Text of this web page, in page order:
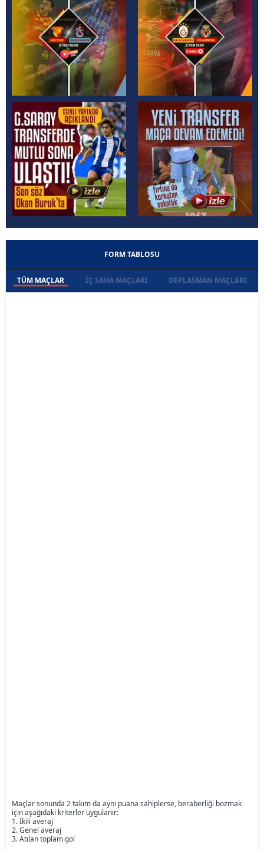
FORM TABLOSU
TÜM MAÇLAR İÇ SAHA MAÇLARI DEPLASMAN MAÇLARI
Maçlar sonunda 2 takım da aynı puana sahiplerse, beraberliği bozmak
için aşağıdaki kriterler uygulanır:
1. İkili averaj
2. Genel averaj
3. Atılan toplam gol